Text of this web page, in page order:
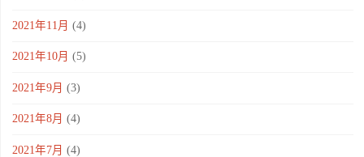
2021年11月 (4)
2021年10月 (5)
2021年9月 (3)
2021年8月 (4)
2021年7月 (4)